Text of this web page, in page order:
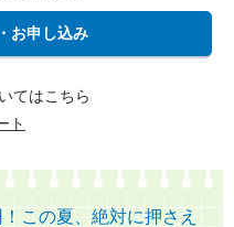
お申し込み
てはこちら
ト
この夏、絶対に押さえ